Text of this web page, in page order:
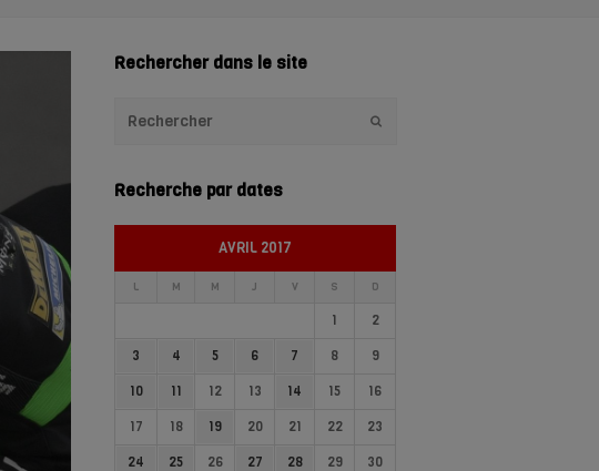
Rechercher dans le site
Recherche par dates
AVRIL 2017
L M M J V S D
1
2
3
4 5 6 7 8
9
10
11 12 13 14 15
16
17
18 19 20 21 22
23
24
25 26 27 28 29 30